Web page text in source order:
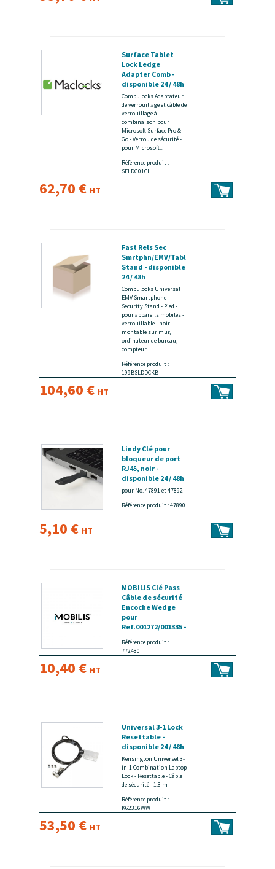
Surface Tablet
Lock Ledge
Adapter Comb -
disponible 24 / 48h
Compulocks Adaptateur
de verrouillage et câble de
verrouillage à
combinaison pour
Microsoft Surface Pro &
Go - Verrou de sécurité -
pour Microsoft...
Référence produit :
SFLDG01CL
62,70 € HT
Fast Rels Sec
Smrtphn/EMV/Tablt
Stand - disponible
24 / 48h
Compulocks Universal
EMV Smartphone
Security Stand - Pied -
pour appareils mobiles -
verrouillable - noir -
montable sur mur,
ordinateur de bureau,
compteur
Référence produit :
199BSLDDCKB
104,60 € HT
Lindy Clé pour
bloqueur de port
RJ45, noir -
disponible 24 / 48h
pour No. 47891 et 47892
Référence produit : 47890
5,10 € HT
MOBILIS Clé Pass
Câble de sécurité
Encoche Wedge
pour
Ref.001272/001335 -
Référence produit :
772480
10,40 € HT
Universal 3-1 Lock
Resettable -
disponible 24 / 48h
Kensington Universel 3-
in-1 Combination Laptop
Lock - Resettable - Câble
de sécurité - 1.8 m
Référence produit :
K62316WW
53,50 € HT